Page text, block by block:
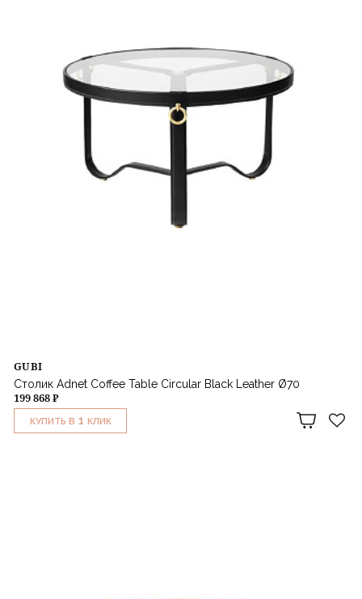
GUBI
Столик Adnet Coffee Table Circular Black Leather Ø70
199 868 ₽
КУПИТЬ В 1 КЛИК